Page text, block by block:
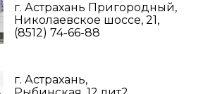
г. Астрахань Пригородный,
Николаевское шоссе, 21,
(8512) 74-66-88
г. Астрахань,